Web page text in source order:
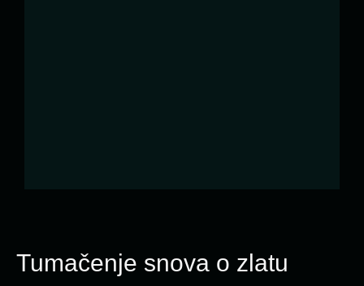
Tumačenje snova o zlatu